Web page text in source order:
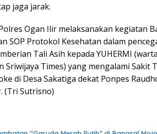
jaga jarak.
Ogan Ilir melaksanakan kegiatan
SOP Protokol Kesehatan dalam
Tali Asih kepada YUHERMI
Sriwijaya Times) yang mengalami Sakit
di Desa Sakatiga dekat Ponpes
(Tri Sutrisno)